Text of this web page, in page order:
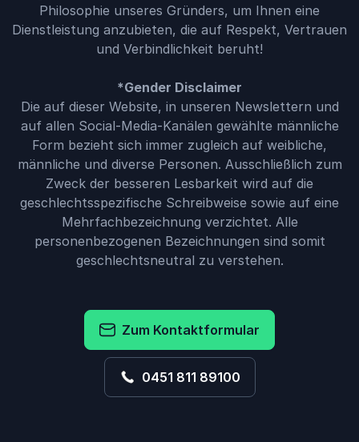
Philosophie unseres Gründers, um Ihnen eine
Dienstleistung anzubieten, die auf Respekt, Vertrauen
und Verbindlichkeit beruht!
*Gender Disclaimer
Die auf dieser Website, in unseren Newslettern und
auf allen Social-Media-Kanälen gewählte männliche
Form bezieht sich immer zugleich auf weibliche,
männliche und diverse Personen. Ausschließlich zum
Zweck der besseren Lesbarkeit wird auf die
geschlechtsspezifische Schreibweise sowie auf eine
Mehrfachbezeichnung verzichtet. Alle
personenbezogenen Bezeichnungen sind somit
geschlechtsneutral zu verstehen.
Zum Kontaktformular
0451 811 89100